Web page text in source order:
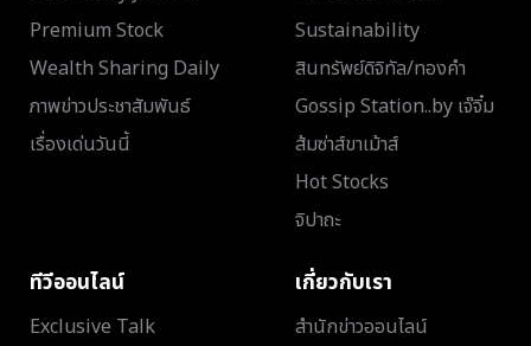
Premium Stock
Wealth Sharing Daily
ภาพข่าวประชาสัมพันธ์
เรื่องเด่นวันนี้
Sustainability
สินทรัพย์ดิจิทัล/ทองคำ
Gossip Station..by เจ๊จิ๋ม
ส้มซ่าส์ขาเม้าส์
Hot Stocks
จิปาถะ
ทีวีออนไลน์
Exclusive Talk
เกี่ยวกับเรา
สำนักข่าวออนไลน์